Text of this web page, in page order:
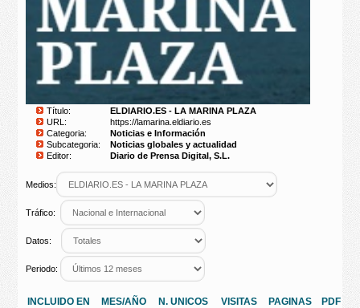
Título:
ELDIARIO.ES - LA MARINA PLAZA
URL:
https://lamarina.eldiario.es
Categoria:
Noticias e Información
Subcategoria:
Noticias globales y actualidad
Editor:
Diario de Prensa Digital, S.L.
Medios:
Tráfico:
Datos:
Periodo:
INCLUIDO EN MES/AÑO N. UNICOS VISITAS PAGINAS PDF